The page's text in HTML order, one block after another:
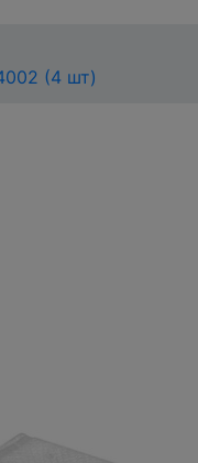
(4 шт)